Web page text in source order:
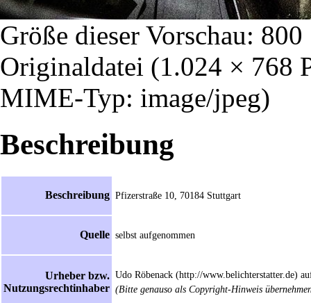
Größe dieser Vorschau: 800
Originaldatei (1.024 × 768
MIME-Typ: image/jpeg)
Beschreibung
Beschreibung Pfizerstraße 10, 70184 Stuttgart
Quelle selbst aufgenommen
Urheber bzw.
Nutzungsrechtinhaber
Udo Röbenack (http://www.belichterstatter.de)
(Bitte genauso als Copyright-Hinweis